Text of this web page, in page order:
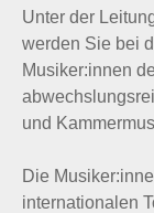
Unter der
werden Sie bei
Musiker:innen
und
Die
internationalen